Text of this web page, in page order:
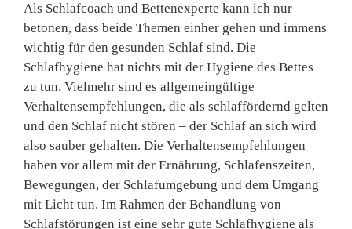
Als Schlafcoach und Bettenexperte kann ich nur
betonen, dass beide Themen einher gehen und immens
wichtig für den gesunden Schlaf sind. Die
Schlafhygiene hat nichts mit der Hygiene des Bettes
zu tun. Vielmehr sind es allgemeingültige
Verhaltensempfehlungen, die als schlaffördernd gelten
und den Schlaf nicht stören – der Schlaf an sich wird
also sauber gehalten. Die Verhaltensempfehlungen
haben vor allem mit der Ernährung, Schlafenszeiten,
Bewegungen, der Schlafumgebung und dem Umgang
mit Licht tun. Im Rahmen der Behandlung von
Schlafstörungen ist eine sehr gute Schlafhygiene als